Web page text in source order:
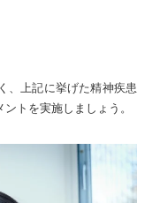
、上記に挙げた精神疾患
トを実施しましょう。